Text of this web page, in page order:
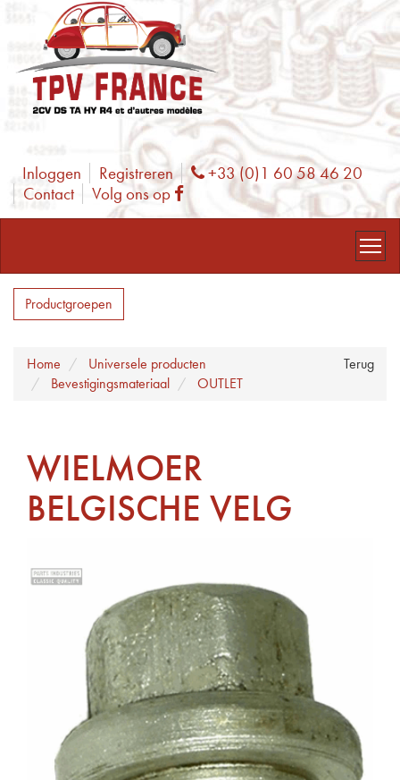
Inloggen Registreren Phone
+33 (0)1 60 58 46 20
Contact
Volg ons op Facebook
Productgroepen
Terug
Home
Universele producten
Bevestigingsmateriaal
OUTLET
WIELMOER
BELGISCHE VELG